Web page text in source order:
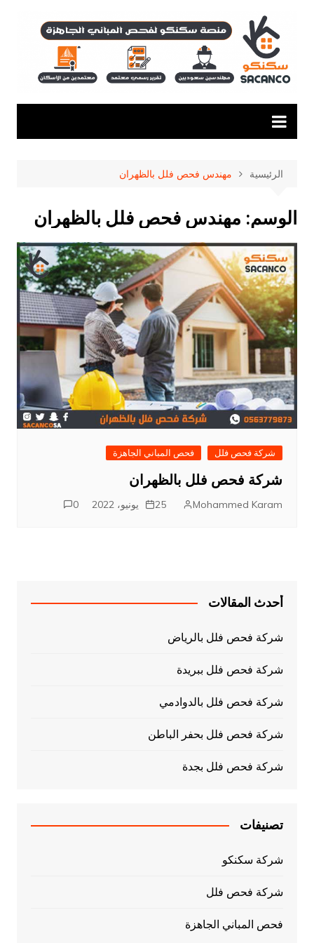
المحتوى
الرئيسية مهندس فحص فلل بالظهران
الوسم: مهندس فحص فلل بالظهران
شركة فحص فلل فحص المباني الجاهزة
شركة فحص فلل بالظهران
Mohammed Karam 25 يونيو، 2022 0
أحدث المقالات
شركة فحص فلل بالرياض
شركة فحص فلل ببريدة
شركة فحص فلل بالدوادمي
شركة فحص فلل بحفر الباطن
شركة فحص فلل بجدة
تصنيفات
شركة سكنكو
شركة فحص فلل
فحص المباني الجاهزة